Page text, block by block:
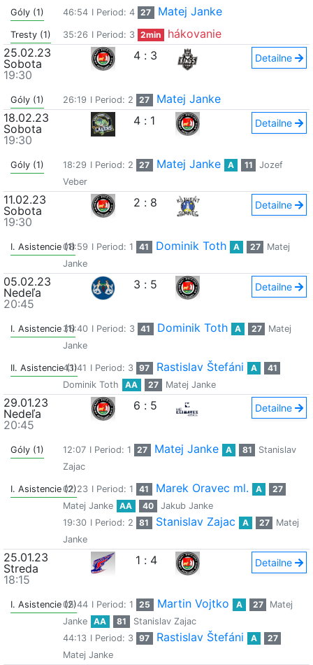
Góly (1) 46:54 I Period: 4 27 Matej Janke
Tresty (1) 35:26 I Period: 3 2min
hákovanie
25.02.23
Sobota
19:30
4 : 3 Detailne
Góly (1) 26:19 I Period: 2 27
Matej Janke
18.02.23
Sobota
19:30
4 : 1 Detailne
Góly (1) 18:29 I Period: 2 27 Matej Janke A 11
Jozef
Veber
11.02.23
Sobota
19:30
2 : 8 Detailne
I. Asistencie (1)08:59 I Period: 1 41 Dominik Toth A 27
Matej
Janke
05.02.23
Nedeľa
20:45
3 : 5 Detailne
I. Asistencie (1)35:40 I Period: 3 41 Dominik Toth A 27
Matej
Janke
II. Asistencie (1)
43:41 I Period: 3 97 Rastislav Štefáni A
41
Dominik Toth
AA 27 Matej Janke
29.01.23
Nedeľa
20:45
6 : 5 Detailne
Góly (1) 12:07 I Period: 1 27 Matej Janke A 81
Stanislav
Zajac
I. Asistencie (2)02:23 I Period: 1 41 Marek Oravec ml. A
27
Matej Janke
AA 40
Jakub Janke
19:30 I Period: 2 81 Stanislav Zajac A 27
Matej
Janke
25.01.23
Streda
18:15
1 : 4 Detailne
I. Asistencie (2)05:44 I Period: 1 25 Martin Vojtko A 27
Matej
Janke
AA 81
Stanislav Zajac
44:13 I Period: 3 97 Rastislav Štefáni A
27
Matej Janke